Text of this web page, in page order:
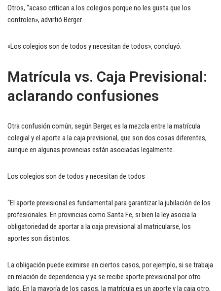
Otros, “acaso critican a los colegios porque no les gusta que los
controlen», advirtió Berger.
«Los colegios son de todos y necesitan de todos», concluyó.
Matrícula vs. Caja Previsional:
aclarando confusiones
Otra confusión común, según Berger, es la mezcla entre la matrícula
colegial y el aporte a la caja previsional, que son dos cosas diferentes,
aunque en algunas provincias están asociadas legalmente.
Los colegios son de todos y necesitan de todos
“El aporte previsional es fundamental para garantizar la jubilación de los
profesionales. En provincias como Santa Fe, si bien la ley asocia la
obligatoriedad de aportar a la caja previsional al matricularse, los
aportes son distintos.
La obligación puede eximirse en ciertos casos, por ejemplo, si se trabaja
en relación de dependencia y ya se recibe aporte previsional por otro
lado. En la mayoría de los casos, la matrícula es un aporte y la caja otro,